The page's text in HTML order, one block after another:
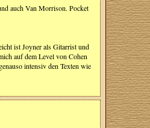
auch Van Morrison. Pocket
ist Joyner als Gitarrist und
auf dem Level von Cohen
intensiv den Texten wie